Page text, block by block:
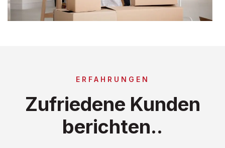
ERFAHRUNGEN
Zufriedene Kunden
berichten..